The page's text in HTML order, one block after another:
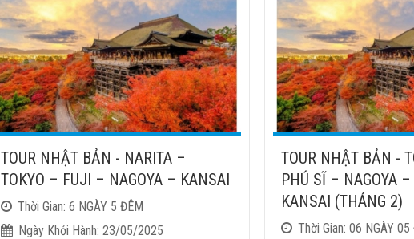
TOUR NHẬT BẢN - NARITA –
TOKYO – FUJI – NAGOYA – KANSAI
Thời Gian: 6 NGÀY 5 ĐÊM
Ngày Khởi Hành: 23/05/2025
TOUR NHẬT BẢN -
PHÚ SĨ – NAGOYA –
KANSAI (THÁNG 2)
Thời Gian: 06 NGÀY 05